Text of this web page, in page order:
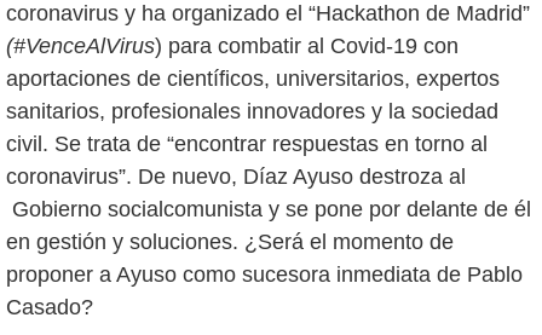
coronavirus y ha organizado el “Hackathon de Madrid”
(#VenceAlVirus) para combatir al Covid-19 con
aportaciones de científicos, universitarios, expertos
sanitarios, profesionales innovadores y la sociedad
civil. Se trata de “encontrar respuestas en torno al
coronavirus”. De nuevo, Díaz Ayuso destroza al
Gobierno socialcomunista y se pone por delante de él
en gestión y soluciones. ¿Será el momento de
proponer a Ayuso como sucesora inmediata de Pablo
Casado?